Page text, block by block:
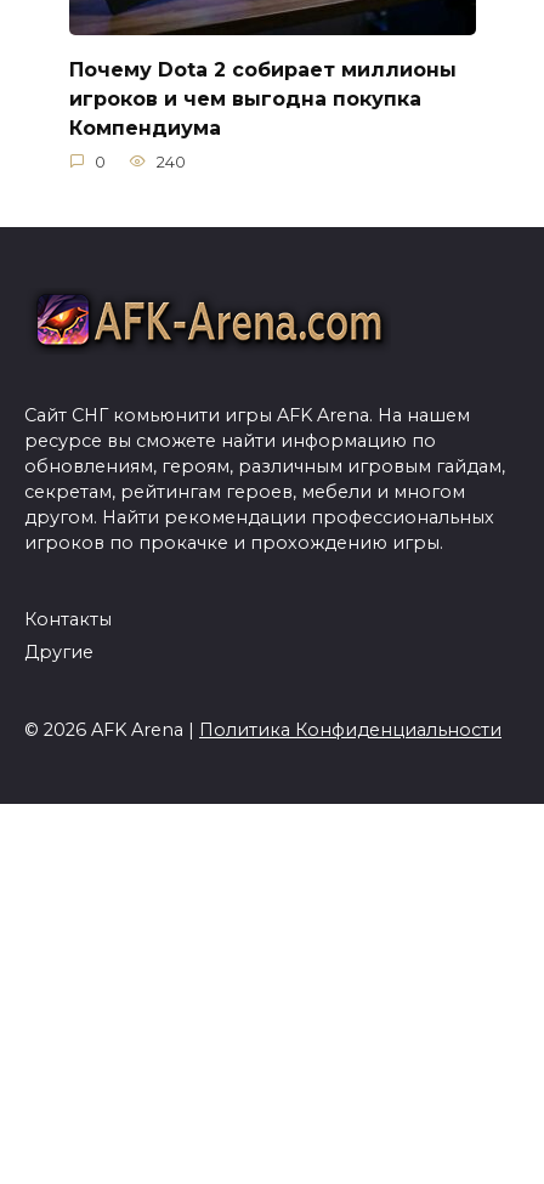
Почему Dota 2 собирает миллионы
игроков и чем выгодна покупка
Компендиума
0 240
Сайт СНГ комьюнити игры AFK Arena. На нашем
ресурсе вы сможете найти информацию по
обновлениям, героям, различным игровым гайдам,
секретам, рейтингам героев, мебели и многом
другом. Найти рекомендации профессиональных
игроков по прокачке и прохождению игры.
Контакты
Другие
© 2026 AFK Arena | Политика Конфиденциальности